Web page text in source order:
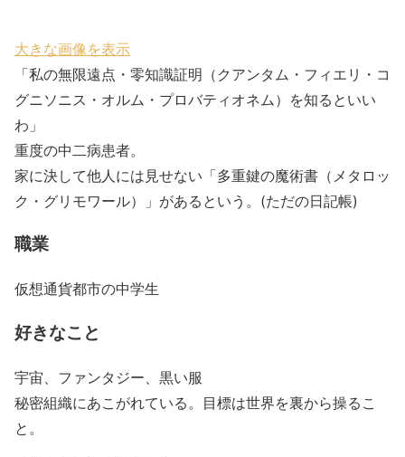
大きな画像を表示
「私の無限遠点・零知識証明（クアンタム・フィエリ・コ
グニソニス・オルム・プロバティオネム）を知るといい
わ」
重度の中二病患者。
家に決して他人には見せない「多重鍵の魔術書（メタロッ
ク・グリモワール）」があるという。(ただの日記帳)
職業
仮想通貨都市の中学生
好きなこと
宇宙、ファンタジー、黒い服
秘密組織にあこがれている。目標は世界を裏から操るこ
と。